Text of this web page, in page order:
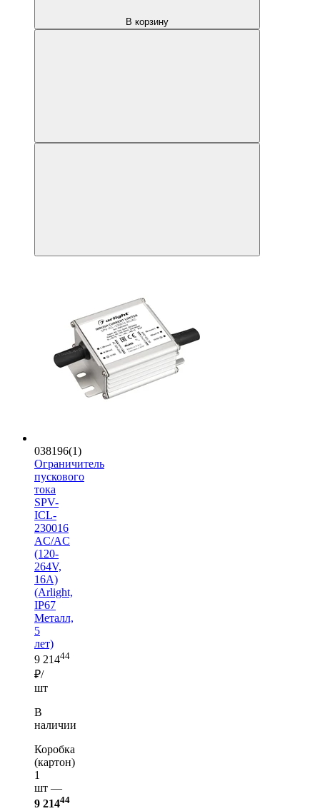
В корзину
038196(1)
Ограничитель
пускового
тока
SPV-
ICL-
230016
AC/AC
(120-
264V,
16A)
(Arlight,
IP67
Металл,
5
лет)
9 21444
₽/
шт
В
наличии
Коробка
(картон)
1
шт —
9 21444